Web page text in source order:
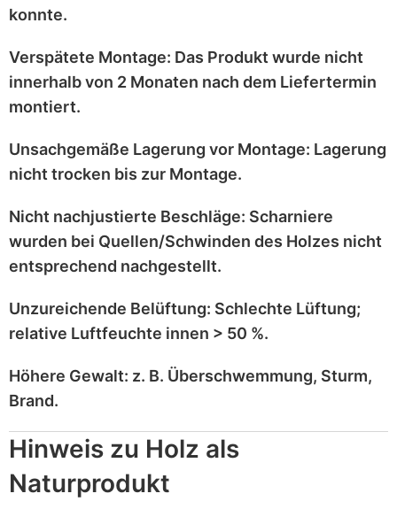
konnte.
Verspätete Montage: Das Produkt wurde nicht
innerhalb von 2 Monaten nach dem Liefertermin
montiert.
Unsachgemäße Lagerung vor Montage: Lagerung
nicht trocken bis zur Montage.
Nicht nachjustierte Beschläge: Scharniere
wurden bei Quellen/Schwinden des Holzes nicht
entsprechend nachgestellt.
Unzureichende Belüftung: Schlechte Lüftung;
relative Luftfeuchte innen > 50 %.
Höhere Gewalt: z. B. Überschwemmung, Sturm,
Brand.
Hinweis zu Holz als
Naturprodukt